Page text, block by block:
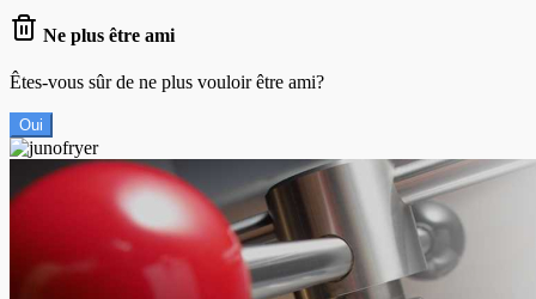
Ne plus être ami
Êtes-vous sûr de ne plus vouloir être ami?
Oui